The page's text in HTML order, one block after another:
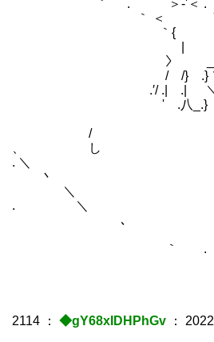
｀ . ＞-'＜ . ´￣
｀ ＜ Y .／::::::
｀{ ヽ_:/
| ＼__＞ ´ .
〉 _ ＼-､＼_.
/ /} .} ＼ ヽ ＼.): : :
.′/ .| .| ＼.＼ ＼: : :
ゝ' .八_.} ｀¨ヽ
＼ ｀
/ ｀¨
、 し
. ＼
丶
＼
.
､
'.
｀ .
≧=- ＿ .
2114 ： ◆gY68xIDHPhGv ：